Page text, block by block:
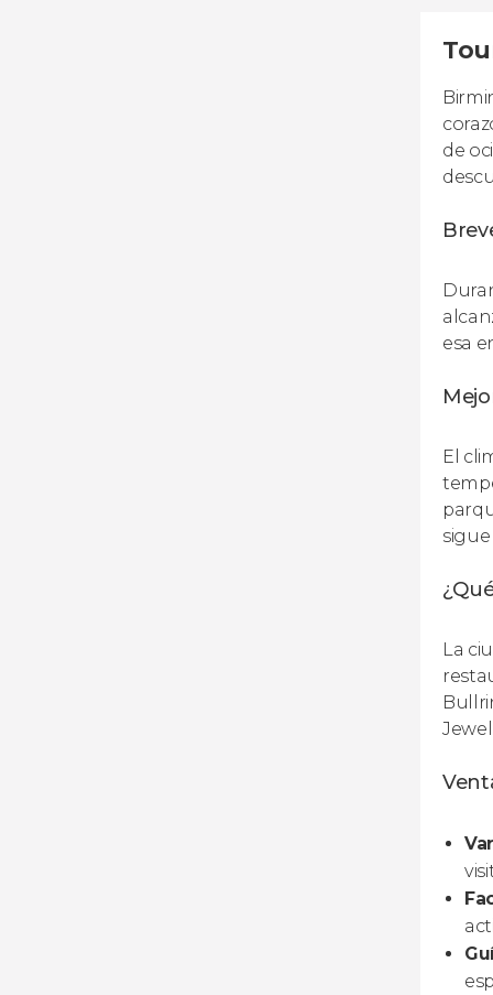
de
esa
El
La